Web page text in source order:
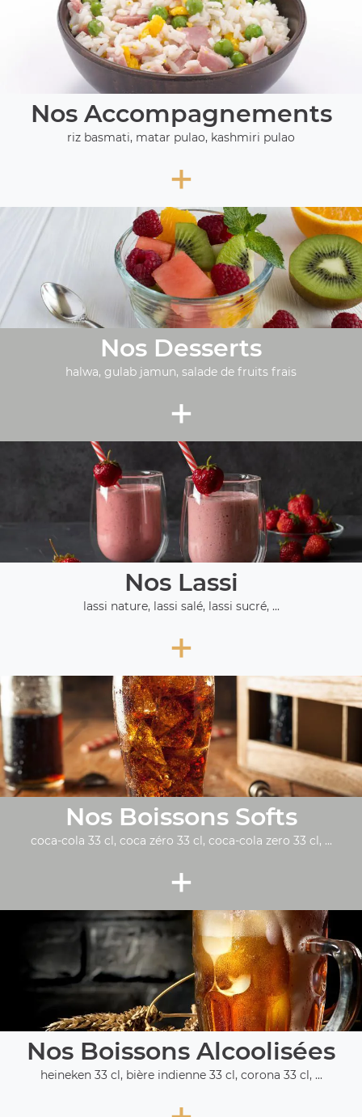
Nos Accompagnements
riz basmati, matar pulao, kashmiri pulao
+
Nos Desserts
halwa, gulab jamun, salade de fruits frais
+
Nos Lassi
lassi nature, lassi salé, lassi sucré, ...
+
Nos Boissons Softs
coca-cola 33 cl, coca zéro 33 cl, coca-cola zero 33 cl, ...
+
Nos Boissons Alcoolisées
heineken 33 cl, bière indienne 33 cl, corona 33 cl, ...